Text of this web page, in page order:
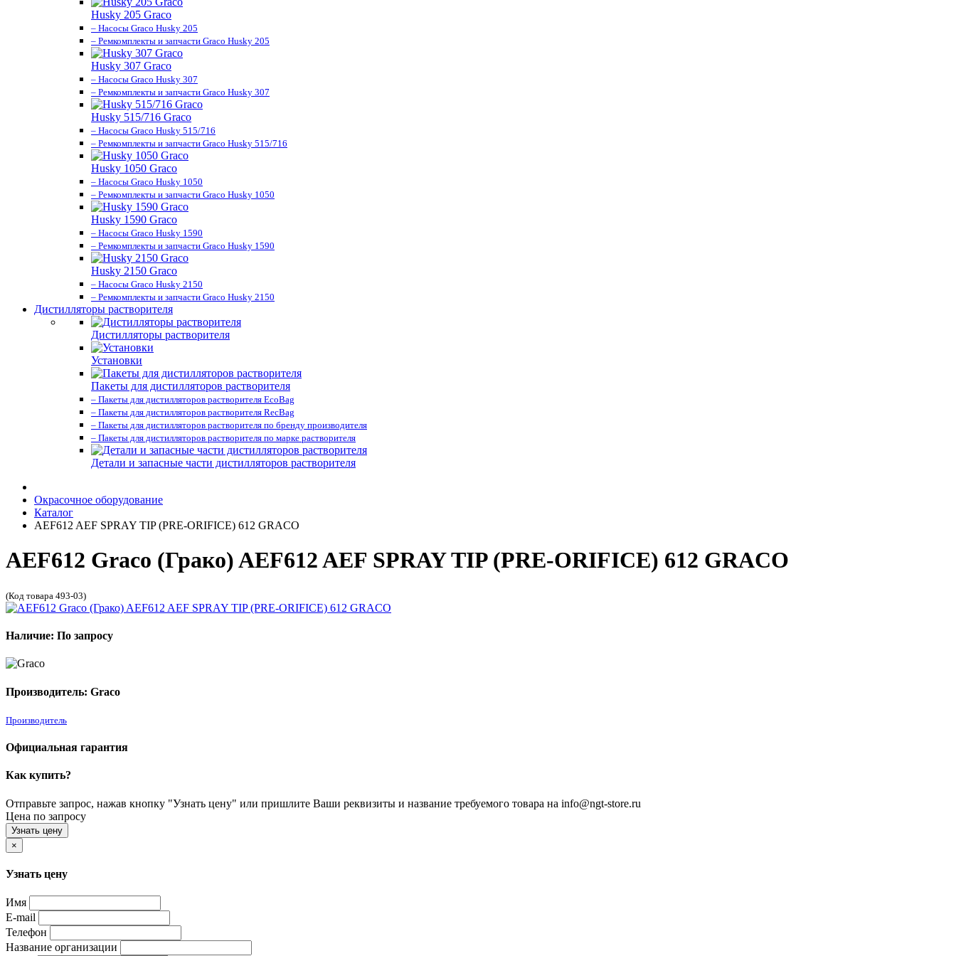
Husky 205 Graco
– Насосы Graco Husky 205
– Ремкомплекты и запчасти Graco Husky 205
Husky 307 Graco
– Насосы Graco Husky 307
– Ремкомплекты и запчасти Graco Husky 307
Husky 515/716 Graco
– Насосы Graco Husky 515/716
– Ремкомплекты и запчасти Graco Husky 515/716
Husky 1050 Graco
– Насосы Graco Husky 1050
– Ремкомплекты и запчасти Graco Husky 1050
Husky 1590 Graco
– Насосы Graco Husky 1590
– Ремкомплекты и запчасти Graco Husky 1590
Husky 2150 Graco
– Насосы Graco Husky 2150
– Ремкомплекты и запчасти Graco Husky 2150
Дистилляторы растворителя
Дистилляторы растворителя
Установки
Пакеты для дистилляторов растворителя
– Пакеты для дистилляторов растворителя EcoBag
– Пакеты для дистилляторов растворителя RecBag
– Пакеты для дистилляторов растворителя по бренду производителя
– Пакеты для дистилляторов растворителя по марке растворителя
Детали и запасные части дистилляторов растворителя
Окрасочное оборудование
Каталог
AEF612 AEF SPRAY TIP (PRE-ORIFICE) 612 GRACO
AEF612 Graco (Грако) AEF612 AEF SPRAY TIP (PRE-ORIFICE) 612 GRACO
(Код товара 493-03)
Наличие: По запросу
Производитель: Graco
Производитель
Официальная гарантия
Как купить?
Отправьте запрос, нажав кнопку "Узнать цену" или пришлите Ваши реквизиты и название требуемого товара на info@ngt-store.ru
Цена по запросу
Узнать цену
×
Узнать цену
Имя
E-mail
Телефон
Название организации